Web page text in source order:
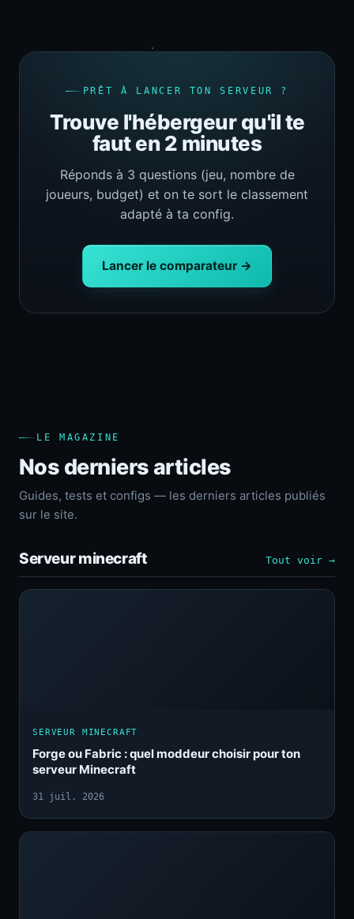
PRÊT À LANCER TON SERVEUR ?
Trouve l'hébergeur qu'il te
faut en 2 minutes
Réponds à 3 questions (jeu, nombre de
joueurs, budget) et on te sort le classement
adapté à ta config.
Lancer le comparateur →
LE MAGAZINE
Nos derniers articles
Guides, tests et configs — les derniers articles publiés
sur le site.
Serveur minecraft Tout voir →
SERVEUR MINECRAFT
Forge ou Fabric : quel moddeur choisir pour ton
serveur Minecraft
31 juil. 2026